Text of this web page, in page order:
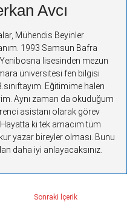
Avcı
Mühendis Beyinler
1993 Samsun Bafra
lisesinden mezun
üniversitesi fen bilgisi
Eğitimime halen
Aynı zaman da okuduğum
asistanı olarak görev
ki tek amacım tüm
yazar bireyler olması. Bunu
daha iyi anlayacaksınız.
Sonraki İçerik